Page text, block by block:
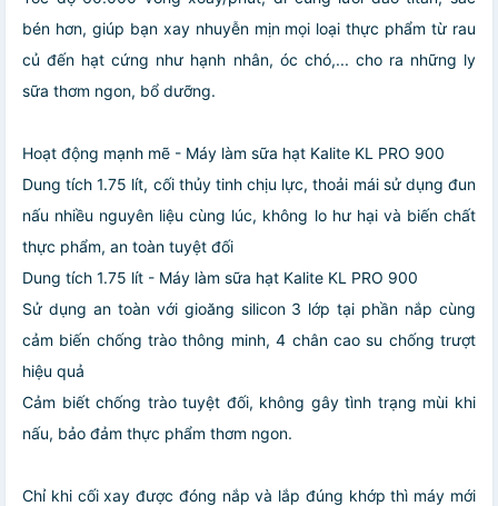
bén hơn, giúp bạn xay nhuyễn mịn mọi loại thực phẩm từ rau
củ đến hạt cứng như hạnh nhân, óc chó,... cho ra những ly
sữa thơm ngon, bổ dưỡng.
Hoạt động mạnh mẽ - Máy làm sữa hạt Kalite KL PRO 900
Dung tích 1.75 lít, cối thủy tinh chịu lực, thoải mái sử dụng đun
nấu nhiều nguyên liệu cùng lúc, không lo hư hại và biến chất
thực phẩm, an toàn tuyệt đối
Dung tích 1.75 lít - Máy làm sữa hạt Kalite KL PRO 900
Sử dụng an toàn với gioăng silicon 3 lớp tại phần nắp cùng
cảm biến chống trào thông minh, 4 chân cao su chống trượt
hiệu quả
Cảm biết chống trào tuyệt đối, không gây tình trạng mùi khi
nấu, bảo đảm thực phẩm thơm ngon.
Chỉ khi cối xay được đóng nắp và lắp đúng khớp thì máy mới